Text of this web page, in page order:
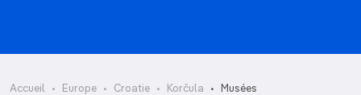
Accueil Europe Croatie Korčula Musées
Musée de la Ville de Korčula